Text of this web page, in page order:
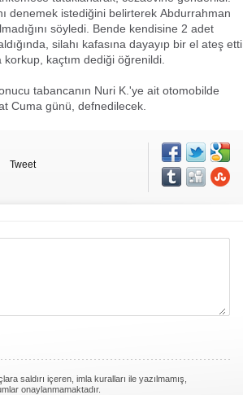
denemek istediğini belirterek Abdurrahman
söyledi. Bende kendisine 2 adet
silahı kafasına dayayıp bir el ateş etti.
kaçtım dediği öğrenildi.
tabancanın Nuri K.'ye ait otomobilde
Cuma günü, defnedilecek.
Tweet
saldırı içeren, imla kuralları ile yazılmamış,
onaylanmamaktadır.